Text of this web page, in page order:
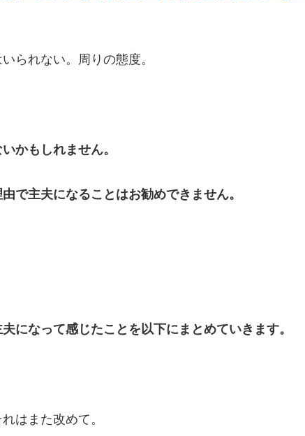
られない。周りの態度。
かもしれません。
で主夫になることはお勧めできません。
夫になって感じたことを以下にまとめていきます。
はまた改めて。